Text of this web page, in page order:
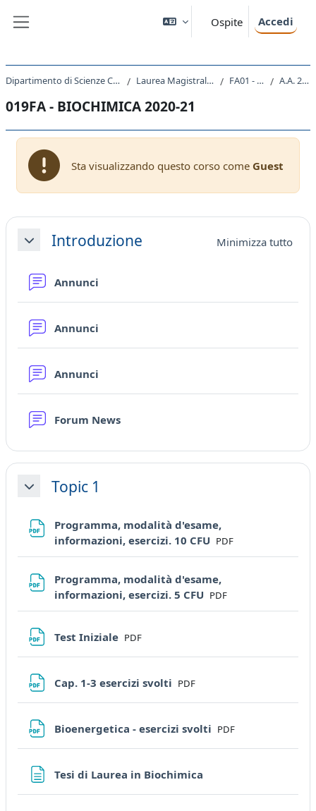
Ospite Accedi
Dipartimento di Scienze Chimiche e Farmaceutiche Laurea Magistrale Ciclo Unico 5 anni FA01 - FARMACIA A.A. 2020 - 2021
019FA - BIOCHIMICA 2020-21
Sta visualizzando questo corso come Guest
Schema della sezione
MinimizzaIntroduzione Minimizza tutto
Annunci
Annunci
Annunci
Forum News
MinimizzaTopic 1
Programma, modalità d'esame,
informazioni, esercizi. 10 CFU File
PDF
Programma, modalità d'esame,
informazioni, esercizi. 5 CFU File
PDF
Test Iniziale File
PDF
Cap. 1-3 esercizi svolti File
PDF
Bioenergetica - esercizi svolti File
PDF
Tesi di Laurea in Biochimica